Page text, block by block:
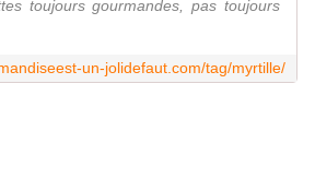
toujours gourmandes, pas toujours
un-jolidefaut.com/tag/myrtille/